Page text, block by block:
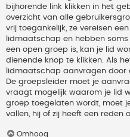
bijhorende link klikken in het
overzicht van alle
vrij toegankelijk, ze vereisen
lidmaatschap en hebben
een open groep is, kan je lid
dienende knop te klikken. Als
lidmaatschap aanvragen door
De groepsleider moet je
vraagt mogelijk waarom je lid
groep toegelaten wordt, moet
vallen, hij of zij heeft een reden
Omhoog